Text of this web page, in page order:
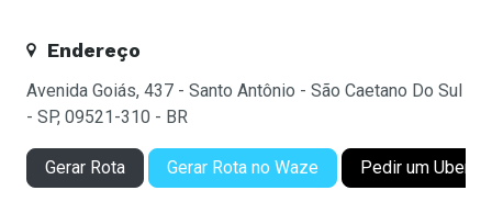
Endereço
Avenida Goiás, 437 - Santo Antônio - São Caetano Do Sul
- SP, 09521-310 - BR
Gerar Rota Gerar Rota no Waze Pedir um Uber